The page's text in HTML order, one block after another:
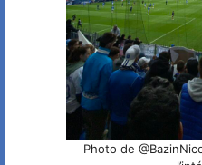
Photo de